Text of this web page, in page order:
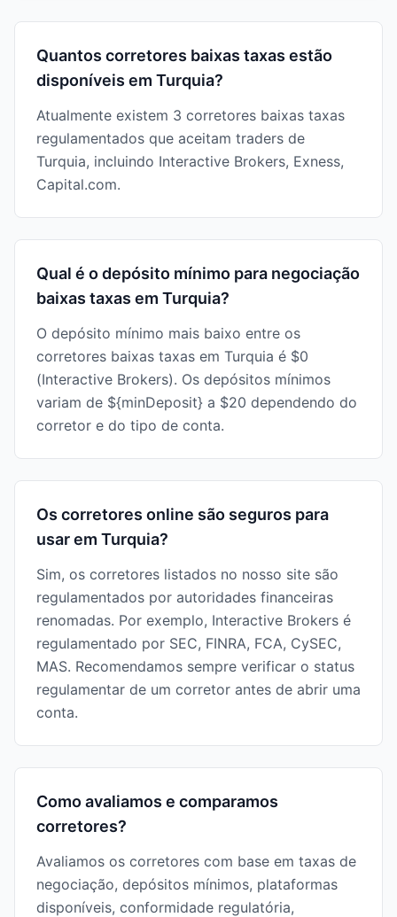
Quantos corretores baixas taxas estão
disponíveis em Turquia?
Atualmente existem 3 corretores baixas taxas
regulamentados que aceitam traders de
Turquia, incluindo Interactive Brokers, Exness,
Capital.com.
Qual é o depósito mínimo para negociação
baixas taxas em Turquia?
O depósito mínimo mais baixo entre os
corretores baixas taxas em Turquia é $0
(Interactive Brokers). Os depósitos mínimos
variam de ${minDeposit} a $20 dependendo do
corretor e do tipo de conta.
Os corretores online são seguros para
usar em Turquia?
Sim, os corretores listados no nosso site são
regulamentados por autoridades financeiras
renomadas. Por exemplo, Interactive Brokers é
regulamentado por SEC, FINRA, FCA, CySEC,
MAS. Recomendamos sempre verificar o status
regulamentar de um corretor antes de abrir uma
conta.
Como avaliamos e comparamos
corretores?
Avaliamos os corretores com base em taxas de
negociação, depósitos mínimos, plataformas
disponíveis, conformidade regulatória,